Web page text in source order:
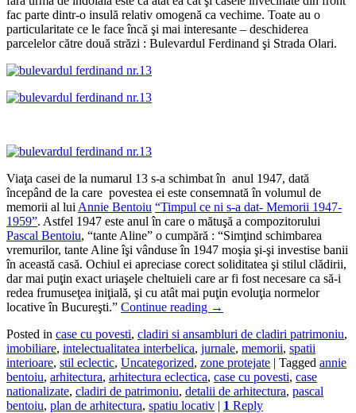
fac parte dintr-o insulă relativ omogenă ca vechime. Toate au o
particularitate ce le face încă şi mai interesante – deschiderea
parcelelor către două străzi : Bulevardul Ferdinand şi Strada Olari.
Viaţa casei de la numarul 13 s-a schimbat în anul 1947, dată
începând de la care povestea ei este consemnată în volumul de
memorii al lui Annie Bentoiu “Timpul ce ni s-a dat- Memorii 1947-
1959”. Astfel 1947 este anul în care o mătuşă a compozitorului
Pascal Bentoiu, “tante Aline” o cumpără : “Simţind schimbarea
vremurilor, tante Aline îşi vânduse în 1947 moşia şi-şi investise banii
în această casă. Ochiul ei apreciase corect soliditatea şi stilul clădirii,
dar mai puţin exact uriaşele cheltuieli care ar fi fost necesare ca să-i
redea frumuseţea iniţială, şi cu atât mai puţin evoluţia normelor
locative în Bucureşti.” Continue reading →
Posted in case cu povesti, cladiri si ansambluri de cladiri patrimoniu,
imobiliare, intelectualitatea interbelica, jurnale, memorii, spatii
interioare, stil eclectic, Uncategorized, zone protejate | Tagged annie
bentoiu, arhitectura, arhitectura eclectica, case cu povesti, case
nationalizate, cladiri de patrimoniu, detalii de arhitectura, pascal
bentoiu, plan de arhitectura, spatiu locativ | 1 Reply